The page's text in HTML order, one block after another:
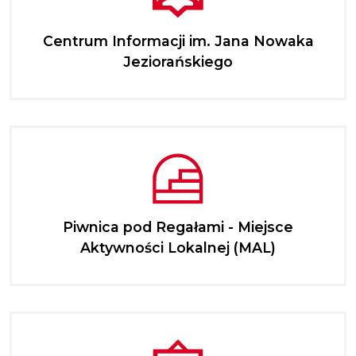
Centrum Informacji im. Jana Nowaka
Jeziorańskiego
Piwnica pod Regałami - Miejsce
Aktywności Lokalnej (MAL)